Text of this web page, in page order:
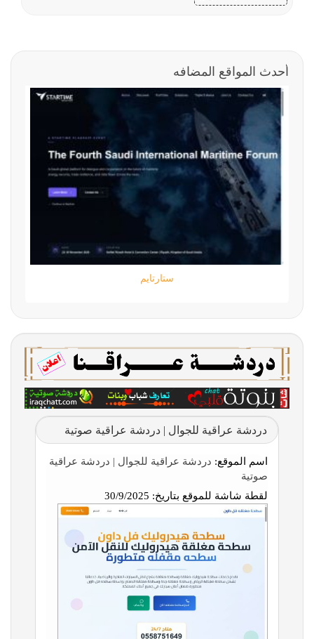
أحدث المواقع المضافه
ستارتايم
دردشة عراقية للجوال | دردشة عراقية صوتية
اسم الموقع: دردشة عراقية للجوال | دردشة عراقية
صوتية
لقطة شاشة للموقع بتاريخ: